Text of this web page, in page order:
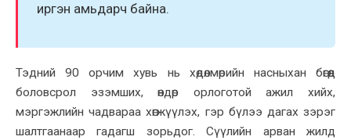
иргэн амьдарч байна.
Тэдний 90 орчим хувь нь хөдөлмөрийн насныхан бөгөөд
боловсрол эзэмших, өндөр орлоготой ажил хийх,
мэргэжлийн чадвараа хөгжүүлэх, гэр бүлээ дагах зэрэг
шалтгаанаар гадагш зорьдог. Сүүлийн арван жилд